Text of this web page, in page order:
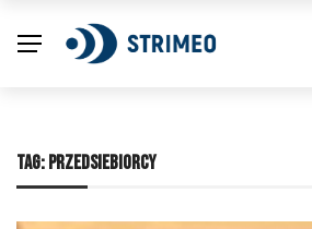
TAG: PRZEDSIEBIORCY